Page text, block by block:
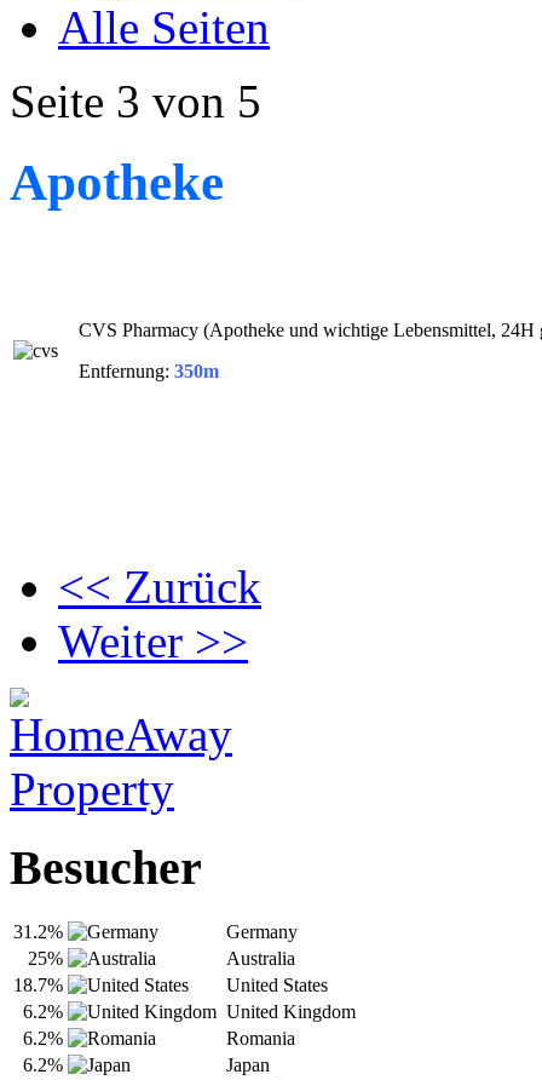
Alle Seiten
Seite 3 von 5
Apotheke
CVS Pharmacy (Apotheke und wichtige Lebensmittel, 24H
Entfernung: 350m
<< Zurück
Weiter >>
Besucher
31.2%
Germany
25%
Australia
18.7%
United States
6.2%
United Kingdom
6.2%
Romania
6.2%
Japan